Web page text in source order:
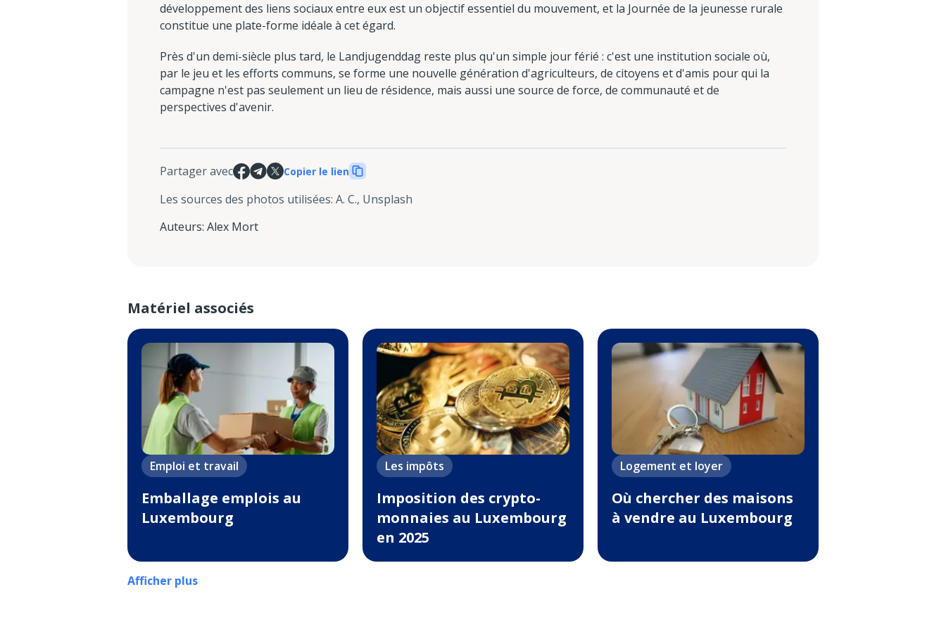
développement des liens sociaux entre eux est un objectif essentiel du mouvement, et la Journée de la jeunesse rurale
constitue une plate-forme idéale à cet égard.
Près d'un demi-siècle plus tard, le Landjugenddag reste plus qu'un simple jour férié : c'est une institution sociale où,
par le jeu et les efforts communs, se forme une nouvelle génération d'agriculteurs, de citoyens et d'amis pour qui la
campagne n'est pas seulement un lieu de résidence, mais aussi une source de force, de communauté et de
perspectives d'avenir.
Partager avec Copier le lien
Les sources des photos utilisées: A. C., Unsplash
Auteurs: Alex Mort
Matériel associés
Emploi et travail
Emballage emplois au
Luxembourg
Les impôts
Imposition des crypto-
monnaies au Luxembourg
en 2025
Logement et loyer
Où chercher des maisons
à vendre au Luxembourg
Afficher plus